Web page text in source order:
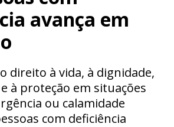
avança em
direito à vida, à dignidade,
à proteção em situações
ou calamidade
com deficiência